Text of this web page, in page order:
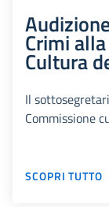
Crimi
Cultura
Il
Commissione
SCOPRI TUTTO